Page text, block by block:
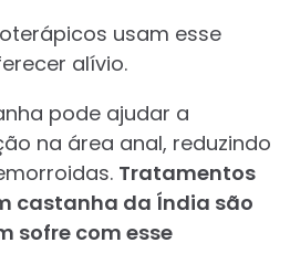
usam esse
alívio.
pode ajudar a
na área anal, reduzindo
Tratamentos
castanha da Índia são
sofre com esse